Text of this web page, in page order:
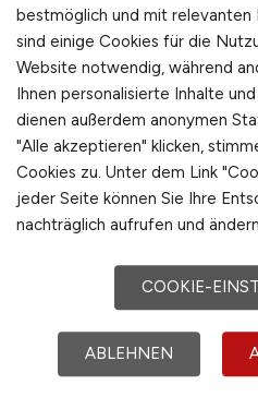
Arbeitgeber im
Der Energiemarkt
Geschwindigkeit weiter.
gesetzliche
wirtschaftliche
täglichen
In einem solchen Umfeld
die passenden
finden. Eine persönliche
Planung und
Rekrutierungsstrategie
und Fachkräfte
bestmöglich und mit relevanten
sind einige Cookies für die
Website notwendig, während
Ihnen personalisierte Inhalte
dienen außerdem anonymen
"Alle akzeptieren" klicken,
Cookies zu. Unter dem Link
jeder Seite können Sie Ihre
nachträglich aufrufen und
COOKIE-
ABLEHNEN